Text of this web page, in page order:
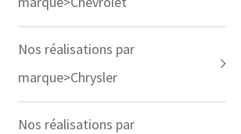
Nos réalisations par
marque>Chrysler
Nos réalisations par